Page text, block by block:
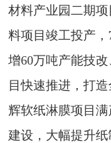
材料产业园二期
料项目竣工投产
增60万吨产能技
目快速推进，打
辉软纸淋膜项目
建设，大幅提升